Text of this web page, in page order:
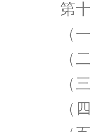
第
（
（
（
（